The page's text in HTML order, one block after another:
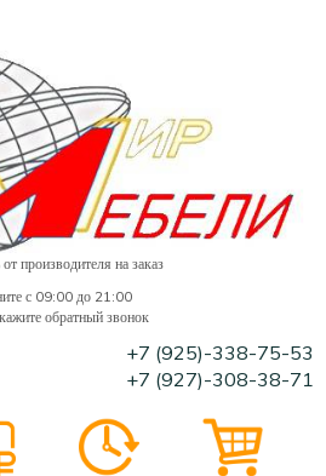
производителя на заказ
с 09:00 до 21:00
обратный звонок
+7 (925)-338-75-53
+7 (927)-308-38-71